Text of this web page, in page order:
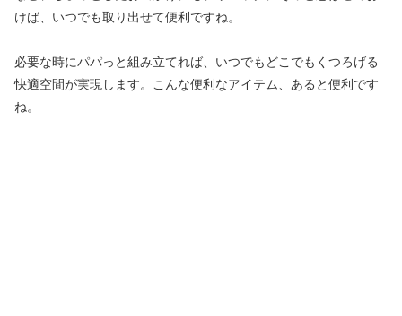
けば、いつでも取り出せて便利ですね。
必要な時にパパっと組み立てれば、いつでもどこでもくつろげる
快適空間が実現します。こんな便利なアイテム、あると便利です
ね。